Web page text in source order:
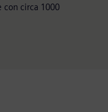
con circa 1000